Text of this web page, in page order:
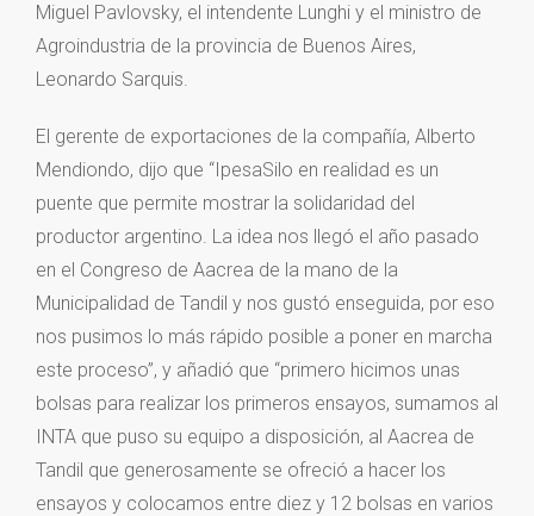
Miguel Pavlovsky, el intendente Lunghi y el ministro de
Agroindustria de la provincia de Buenos Aires,
Leonardo Sarquis.
El gerente de exportaciones de la compañía, Alberto
Mendiondo, dijo que “IpesaSilo en realidad es un
puente que permite mostrar la solidaridad del
productor argentino. La idea nos llegó el año pasado
en el Congreso de Aacrea de la mano de la
Municipalidad de Tandil y nos gustó enseguida, por eso
nos pusimos lo más rápido posible a poner en marcha
este proceso”, y añadió que “primero hicimos unas
bolsas para realizar los primeros ensayos, sumamos al
INTA que puso su equipo a disposición, al Aacrea de
Tandil que generosamente se ofreció a hacer los
ensayos y colocamos entre diez y 12 bolsas en varios